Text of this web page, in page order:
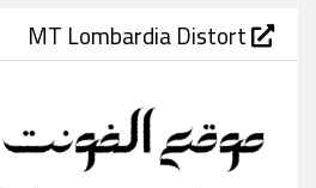
MT Lombardia Distort